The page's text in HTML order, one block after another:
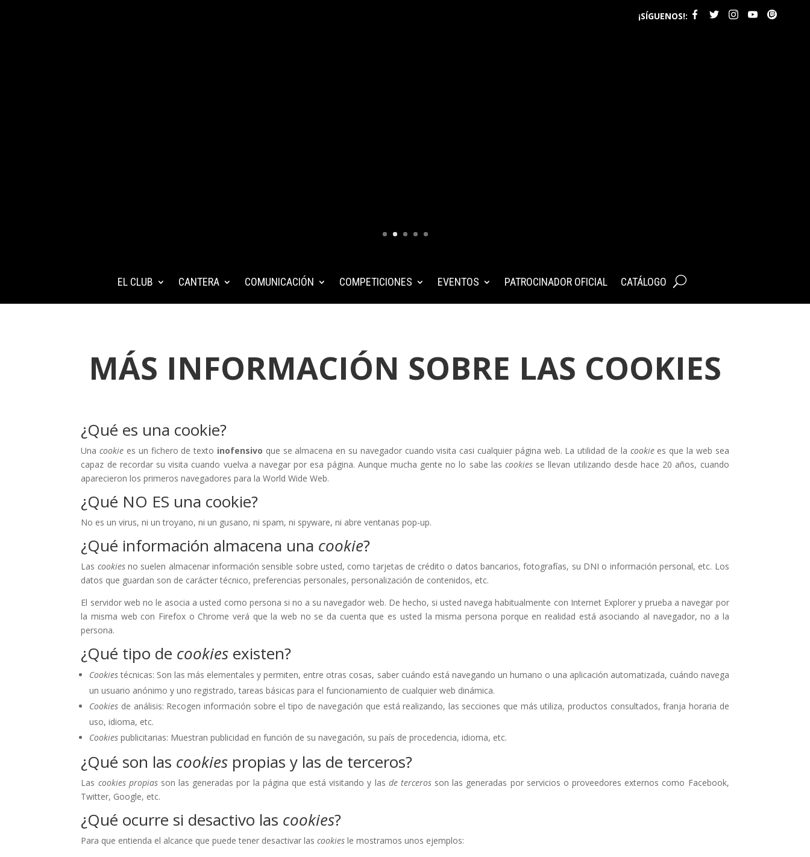
¡SÍGUENOS!:
EL CLUB CANTERA COMUNICACIÓN COMPETICIONES EVENTOS PATROCINADOR OFICIAL CATÁLOGO
MÁS INFORMACIÓN SOBRE LAS COOKIES
¿Qué es una cookie?
Una cookie es un fichero de texto inofensivo que se almacena en su navegador cuando visita casi cualquier página web. La utilidad de la cookie es que la web sea
capaz de recordar su visita cuando vuelva a navegar por esa página. Aunque mucha gente no lo sabe las cookies se llevan utilizando desde hace 20 años, cuando
aparecieron los primeros navegadores para la World Wide Web.
¿Qué NO ES una cookie?
No es un virus, ni un troyano, ni un gusano, ni spam, ni spyware, ni abre ventanas pop-up.
¿Qué información almacena una cookie?
Las cookies no suelen almacenar información sensible sobre usted, como tarjetas de crédito o datos bancarios, fotografías, su DNI o información personal, etc. Los
datos que guardan son de carácter técnico, preferencias personales, personalización de contenidos, etc.
El servidor web no le asocia a usted como persona si no a su navegador web. De hecho, si usted navega habitualmente con Internet Explorer y prueba a navegar por
la misma web con Firefox o Chrome verá que la web no se da cuenta que es usted la misma persona porque en realidad está asociando al navegador, no a la
persona.
¿Qué tipo de cookies existen?
Cookies técnicas: Son las más elementales y permiten, entre otras cosas, saber cuándo está navegando un humano o una aplicación automatizada, cuándo navega
un usuario anónimo y uno registrado, tareas básicas para el funcionamiento de cualquier web dinámica.
Cookies de análisis: Recogen información sobre el tipo de navegación que está realizando, las secciones que más utiliza, productos consultados, franja horaria de
uso, idioma, etc.
Cookies publicitarias: Muestran publicidad en función de su navegación, su país de procedencia, idioma, etc.
¿Qué son las cookies propias y las de terceros?
Las cookies propias son las generadas por la página que está visitando y las de terceros son las generadas por servicios o proveedores externos como Facebook,
Twitter, Google, etc.
¿Qué ocurre si desactivo las cookies?
Para que entienda el alcance que puede tener desactivar las cookies le mostramos unos ejemplos: